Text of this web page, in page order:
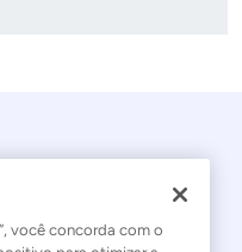
você concorda com o